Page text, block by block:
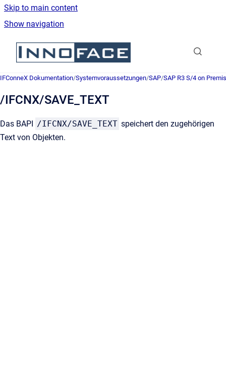
Skip to main content
Show navigation
Go to homepage
IFConneX Dokumentation/Systemvoraussetzungen/SAP/SAP R3 S/4 on
/IFCNX/SAVE_TEXT
Das BAPI /IFCNX/SAVE_TEXT speichert den zugehörigen
Text von Objekten.